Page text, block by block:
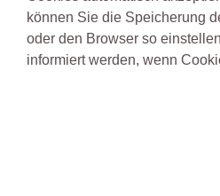
können Sie die Speicherung
oder den Browser so
informiert werden, wenn